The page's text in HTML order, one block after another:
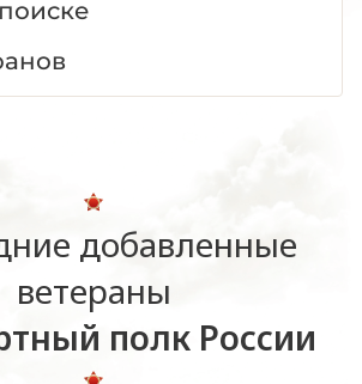
добавленные
ветераны
полк России